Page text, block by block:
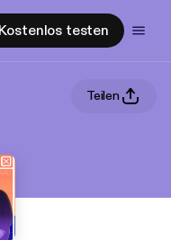
Kostenlos testen
Teilen